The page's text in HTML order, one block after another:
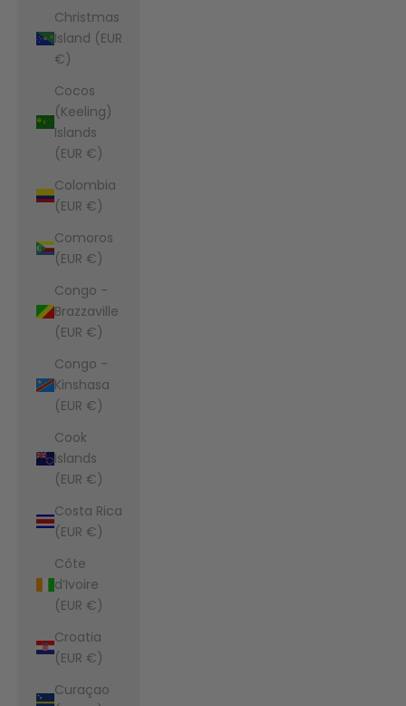
Christmas
Island (EUR
€)
Cocos
(Keeling)
Islands
(EUR €)
Colombia
(EUR €)
Comoros
(EUR €)
Congo -
Brazzaville
(EUR €)
Congo -
Kinshasa
(EUR €)
Cook
Islands
(EUR €)
Costa Rica
(EUR €)
Côte
d’Ivoire
(EUR €)
Croatia
(EUR €)
Curaçao